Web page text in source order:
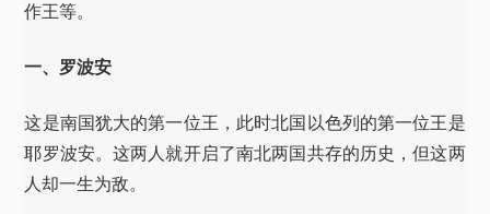
作王等。
一、罗波安
这是南国犹大的第一位王，此时北国以色列的第一位王是
耶罗波安。这两人就开启了南北两国共存的历史，但这两
人却一生为敌。